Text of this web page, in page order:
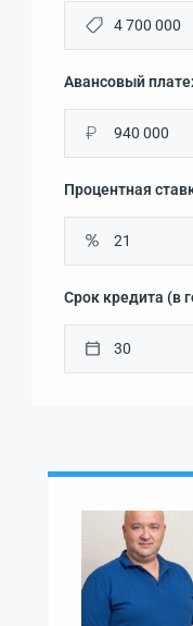
Авансовый
₽
Процентная
Срок кредита (в